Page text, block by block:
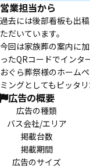
営業担当から
過去には後部看板も出
ただいています。
今回は家族葬の案内に
ったQRコードでインタ
おぐら葬祭様のホーム
ミングとしてもピッタリ
広告の概要
広告の種類
バス会社/エリア
掲載台数
掲載期間
広告のサイズ